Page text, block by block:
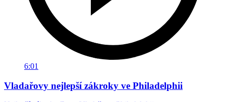
6:01
Vladařovy nejlepší zákroky ve Philadelphii